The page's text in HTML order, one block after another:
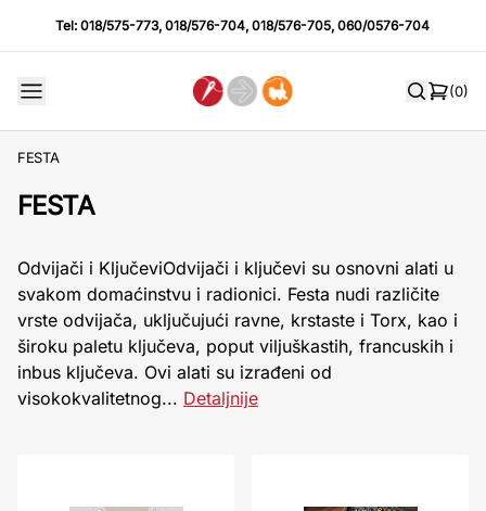
Tel:018/575-773,018/576-704,018/576-705,060/0576-704
(0)
FESTA
FESTA
Odvijači i KljučeviOdvijači i ključevi su osnovni alati u
svakom domaćinstvu i radionici. Festa nudi različite
vrste odvijača, uključujući ravne, krstaste i Torx, kao i
široku paletu ključeva, poput viljuškastih, francuskih i
inbus ključeva. Ovi alati su izrađeni od
visokokvalitetnog... Detaljnije